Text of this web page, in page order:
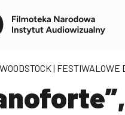
| FESTIWALOWE